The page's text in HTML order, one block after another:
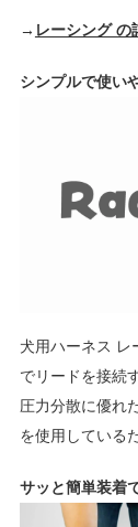
→ レーシング の
シンプルで使い
犬用ハーネス レ
でリードを接続
圧力分散に優れ
を使用している
サッと簡単装着